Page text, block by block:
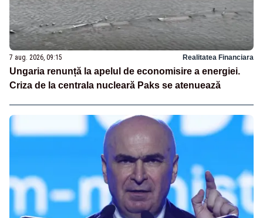
7 aug. 2026, 09:15 Realitatea Financiara
Ungaria renunță la apelul de economisire a energiei.
Criza de la centrala nucleară Paks se atenuează